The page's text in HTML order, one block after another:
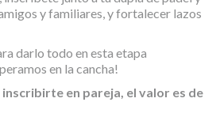
y familiares, y fortalecer lazos
darlo todo en esta etapa
en la cancha!
en pareja, el valor es de